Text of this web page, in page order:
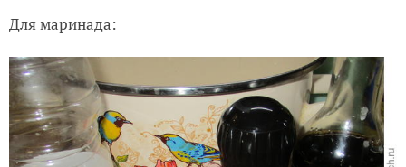
Для маринада: